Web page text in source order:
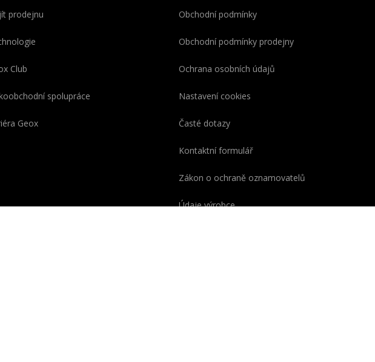
prodejnu
Club
spolupráce
Geox
Obchodní podmínky
Obchodní podmínky prodejny
Ochrana osobních údajů
Nastavení cookies
Časté dotazy
Kontaktní formulář
Zákon o ochraně oznamovatelů
Údaje výrobce